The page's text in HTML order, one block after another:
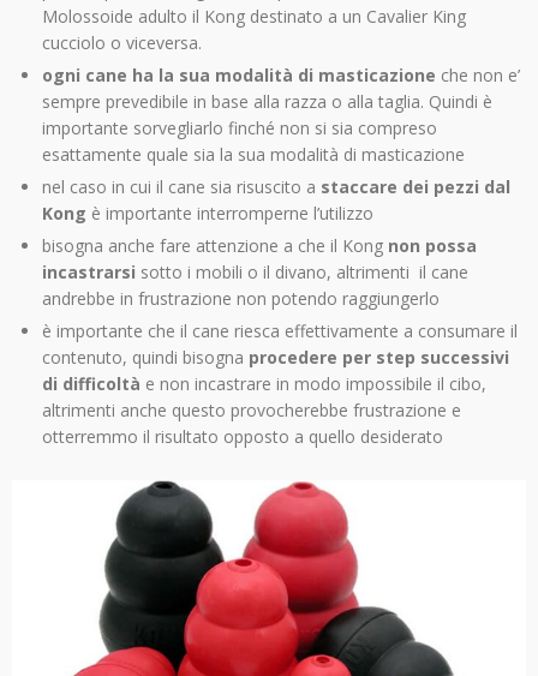
Molossoide adulto il Kong destinato a un Cavalier King
cucciolo o viceversa.
ogni cane ha la sua modalità di masticazione che non e’
sempre prevedibile in base alla razza o alla taglia. Quindi è
importante sorvegliarlo finché non si sia compreso
esattamente quale sia la sua modalità di masticazione
nel caso in cui il cane sia risuscito a staccare dei pezzi dal
Kong è importante interromperne l’utilizzo
bisogna anche fare attenzione a che il Kong non possa
incastrarsi sotto i mobili o il divano, altrimenti il cane
andrebbe in frustrazione non potendo raggiungerlo
è importante che il cane riesca effettivamente a consumare il
contenuto, quindi bisogna procedere per step successivi
di difficoltà e non incastrare in modo impossibile il cibo,
altrimenti anche questo provocherebbe frustrazione e
otterremmo il risultato opposto a quello desiderato